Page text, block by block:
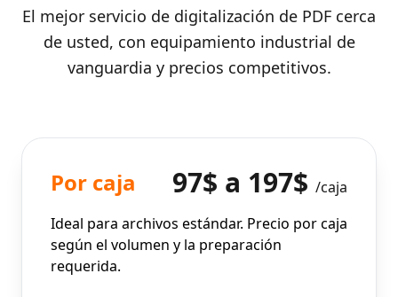
El mejor servicio de digitalización de PDF cerca
de usted, con equipamiento industrial de
vanguardia y precios competitivos.
Por caja 97$ a 197$ /caja
Ideal para archivos estándar. Precio por caja
según el volumen y la preparación
requerida.